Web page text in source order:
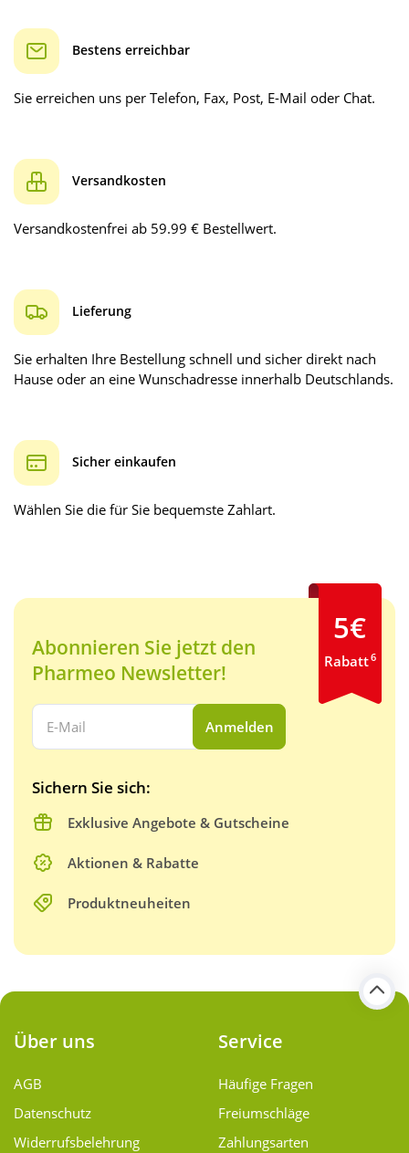
Bestens erreichbar
Sie erreichen uns per Telefon, Fax, Post, E-Mail oder Chat.
Versandkosten
Versandkostenfrei ab 59.99 € Bestellwert.
Lieferung
Sie erhalten Ihre Bestellung schnell und sicher direkt nach
Hause oder an eine Wunschadresse innerhalb Deutschlands.
Sicher einkaufen
Wählen Sie die für Sie bequemste Zahlart.
Abonnieren Sie jetzt den
Pharmeo Newsletter!
Ihre E-Mail Adresse:
Anmelden
Sichern Sie sich:
Exklusive Angebote & Gutscheine
Aktionen & Rabatte
Produktneuheiten
5€
Rabatt6
Über uns
AGB
Datenschutz
Widerrufsbelehrung
Service
Häufige Fragen
Freiumschläge
Zahlungsarten